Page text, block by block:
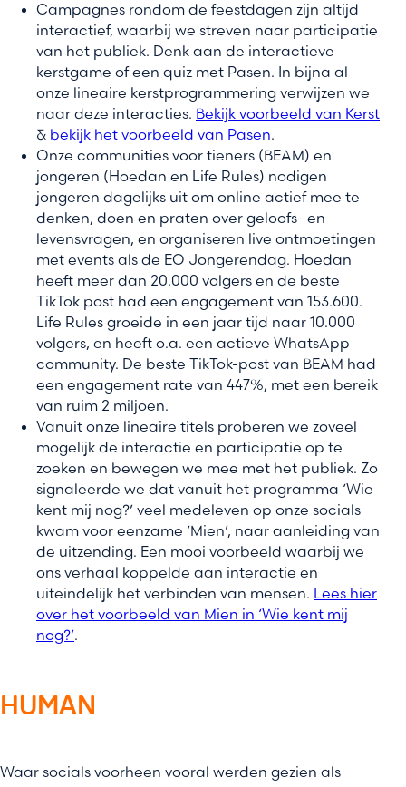
Campagnes rondom de feestdagen zijn altijd
interactief, waarbij we streven naar participatie
van het publiek. Denk aan de interactieve
kerstgame of een quiz met Pasen. In bijna al
onze lineaire kerstprogrammering verwijzen we
naar deze interacties. Bekijk voorbeeld van Kerst
& bekijk het voorbeeld van Pasen(new window)
.
Onze communities voor tieners (BEAM) en
jongeren (Hoedan en Life Rules) nodigen
jongeren dagelijks uit om online actief mee te
denken, doen en praten over geloofs- en
levensvragen, en organiseren live ontmoetingen
met events als de EO Jongerendag. Hoedan
heeft meer dan 20.000 volgers en de beste
TikTok post had een engagement van 153.600.
Life Rules groeide in een jaar tijd naar 10.000
volgers, en heeft o.a. een actieve WhatsApp
community. De beste TikTok-post van BEAM had
een engagement rate van 447%, met een bereik
van ruim 2 miljoen.
Vanuit onze lineaire titels proberen we zoveel
mogelijk de interactie en participatie op te
zoeken en bewegen we mee met het publiek. Zo
signaleerde we dat vanuit het programma ‘Wie
kent mij nog?’ veel medeleven op onze socials
kwam voor eenzame ‘Mien’, naar aanleiding van
de uitzending. Een mooi voorbeeld waarbij we
ons verhaal koppelde aan interactie en
uiteindelijk het verbinden van mensen. Lees hier
over het voorbeeld van Mien in ‘Wie kent mij
nog?’(new window)
.
HUMAN
Waar socials voorheen vooral werden gezien als